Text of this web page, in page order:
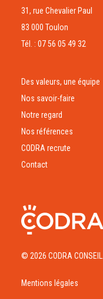
31, rue Chevalier Paul
83 000 Toulon
Tél. : 07 56 05 49 32
Des valeurs, une équipe
Nos savoir-faire
Notre regard
Nos références
CODRA recrute
Contact
© 2026 CODRA CONSEIL.
Mentions légales